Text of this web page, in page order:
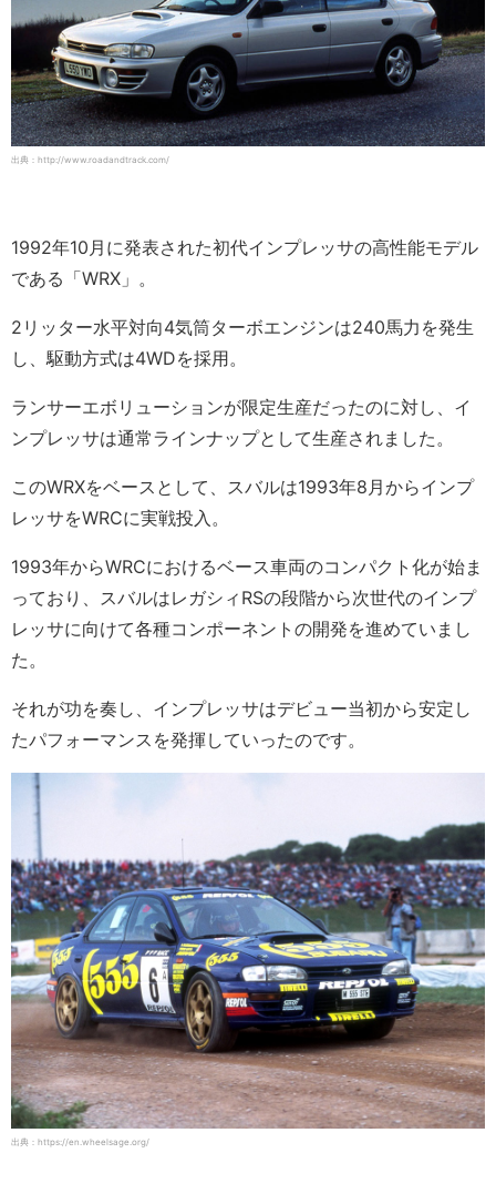
出典：http://www.roadandtrack.com/
1992年10月に発表された初代インプレッサの高性能モデル
である「WRX」。
2リッター水平対向4気筒ターボエンジンは240馬力を発生
し、駆動方式は4WDを採用。
ランサーエボリューションが限定生産だったのに対し、イ
ンプレッサは通常ラインナップとして生産されました。
このWRXをベースとして、スバルは1993年8月からインプ
レッサをWRCに実戦投入。
1993年からWRCにおけるベース車両のコンパクト化が始ま
っており、スバルはレガシィRSの段階から次世代のインプ
レッサに向けて各種コンポーネントの開発を進めていまし
た。
それが功を奏し、インプレッサはデビュー当初から安定し
たパフォーマンスを発揮していったのです。
出典：https://en.wheelsage.org/